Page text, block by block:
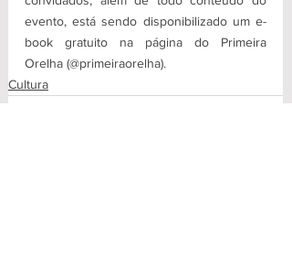
evento, está sendo disponibilizado um e-
book gratuito na página do Primeira
Orelha (@primeiraorelha).
Cultura